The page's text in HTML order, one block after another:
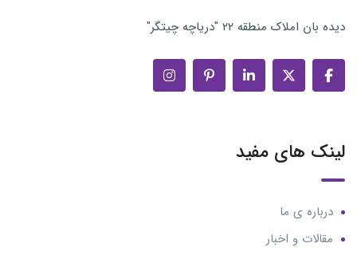
املاک منطقه ۲۲ "دریاچه چیتگر"
های مفید
درباره ی ما
مقالات و اخبار